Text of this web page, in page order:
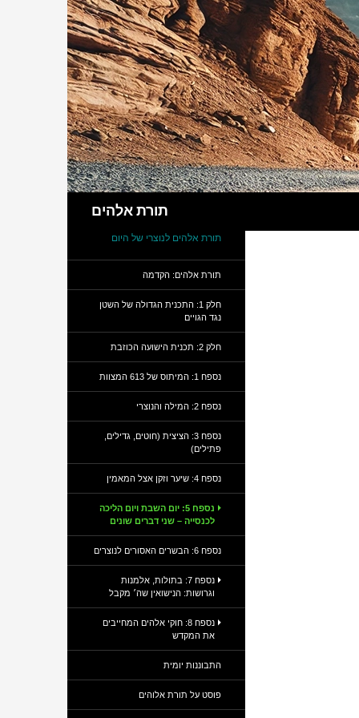
תורת אלהים
תורת אלהים לנוצרי של היום
תורת אלהים: הקדמה
חלק 1: התכנית הגדולה של השטן
נגד הגויים
חלק 2: תכנית הישועה הכוזבת
נספח 1: המיתוס של 613 המצוות
נספח 2: המילה והנוצרי
נספח 3: הציצית (חוטים, גדילים,
פתילים)
נספח 4: שיער וזקן אצל המאמין
נספח 5: יום השבת ויום הליכה
לכנסייה – שני דברים שונים
נספח 6: הבשרים האסורים לנוצרים
נספח 7: בתולות, אלמנות
וגרושות: הנישואין שה׳ מקבל
נספח 8: חוקי אלהים המחייבים
את המקדש
התבוננות יומית
פוסט על תורת אלוהים